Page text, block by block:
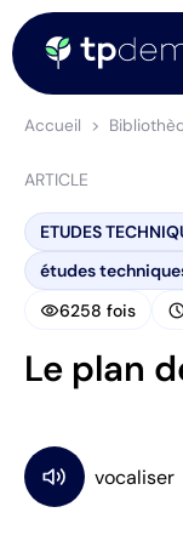
Accueil
ARTICLE
ETUDES
études
visibility6258 fois
Le plan